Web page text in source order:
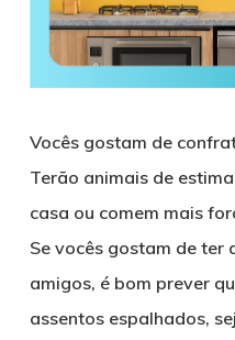
Vocês gostam de
Terão animais de
casa ou comem mais
Se vocês gostam de ter
amigos, é bom prever
assentos espalhados,